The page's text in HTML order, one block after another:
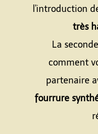
l'introduction
très
La
comment
partenaire
fourrure